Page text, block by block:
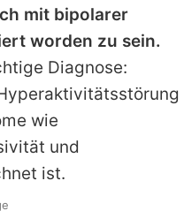
mit bipolarer
worden zu sein.
Diagnose:
wie
und
ist.